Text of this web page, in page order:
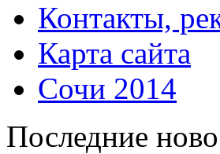
Контакты,
Карта сайта
Сочи 2014
Последние